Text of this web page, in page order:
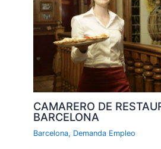
CAMARERO DE
BARCELONA
Barcelona, Demanda Empleo